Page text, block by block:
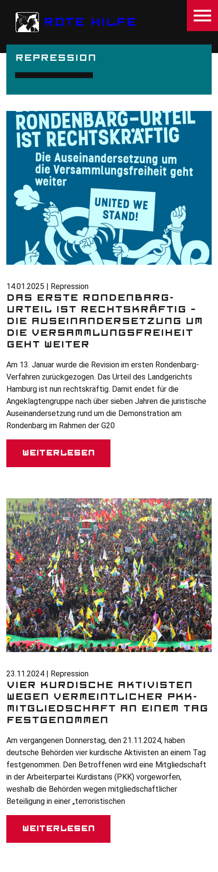
ROTE HILFE
REPRESSION
14.01.2025 | Repression
DAS ERSTE RONDENBARG-
URTEIL IST RECHTSKRÄFTIG –
DIE AUSEINANDERSETZUNG UM
DIE VERSAMMLUNGSFREIHEIT
GEHT WEITER
Am 13. Januar wurde die Revision im ersten Rondenbarg-
Verfahren zurückgezogen. Das Urteil des Landgerichts
Hamburg ist nun rechtskräftig. Damit endet für die
Angeklagtengruppe nach über sieben Jahren die juristische
Auseinandersetzung rund um die Demonstration am
Rondenbarg im Rahmen derG20
Weiterlesen
23.11.2024 | Repression
VIER KURDISCHE AKTIVISTEN
WEGEN VERMEINTLICHER PKK-
MITGLIEDSCHAFT AN EINEM TAG
FESTGENOMMEN
Am vergangenen Donnerstag, den 21.11.2024, haben
deutsche Behörden vier kurdische Aktivisten an einem Tag
festgenommen. Den Betroffenen wird eine Mitgliedschaft
in der Arbeiterpartei Kurdistans (PKK) vorgeworfen,
weshalb die Behörden wegen mitgliedschaftlicher
Beteiligung in einer „terroristischen
Weiterlesen